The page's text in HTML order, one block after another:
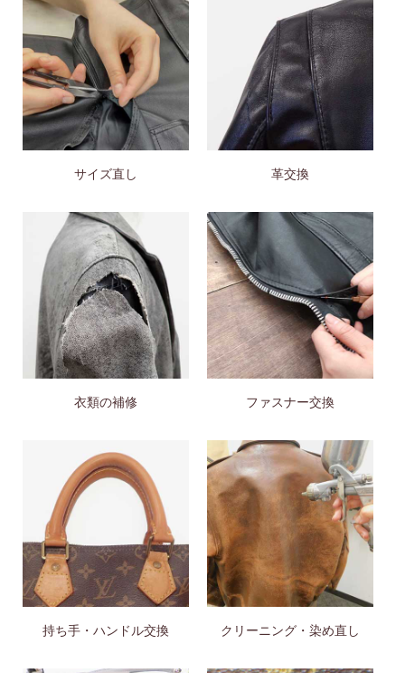
サイズ直し 革交換
衣類の補修 ファスナー交換
持ち手・ハンドル交換 クリーニング・染め直し